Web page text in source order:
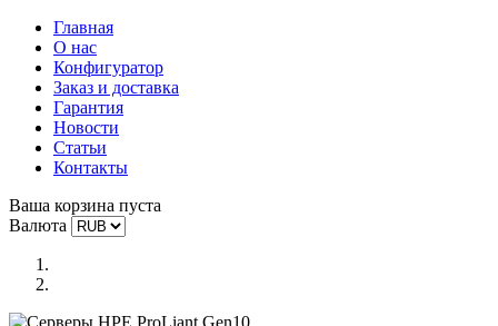
Главная
О нас
Конфигуратор
Заказ и доставка
Гарантия
Новости
Статьи
Контакты
Ваша корзина пуста
Валюта